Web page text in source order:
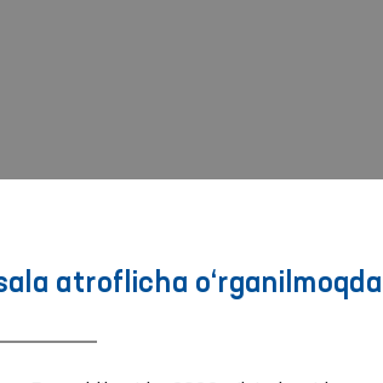
atroflicha o‘rganilmoqda